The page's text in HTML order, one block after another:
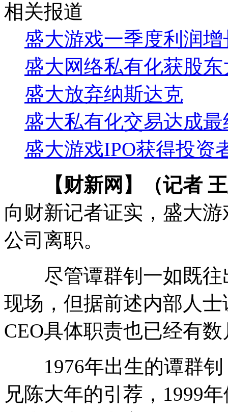
相关报道
盛大游戏一季度利润增
盛大网络私有化获股
盛大放弃纳斯达克
盛大私有化交易达成
盛大游戏IPO获得投资
【财新网】（记者
向财新记者证实，盛大
公司离职。
尽管谭群钊一如既往
现场，但据前述内部人
CEO具体职责也已经有数
1976年出生的谭群钊
兄陈大年的引荐，1999